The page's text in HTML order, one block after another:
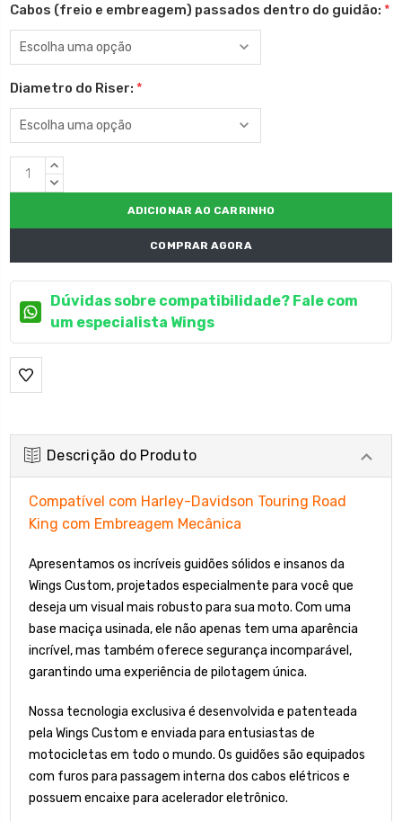
Cabos (freio e embreagem) passados dentro do guidão: *
Diametro do Riser: *
EstoqueQUANTIDADE
CRESCENTE:
QUANTIDADE
COMPRAR AGORA
Dúvidas sobre compatibilidade? Fale com
um especialista Wings
Descrição do Produto
Compatível com Harley-Davidson Touring Road
King com Embreagem Mecânica
Apresentamos os incríveis guidões sólidos e insanos da
Wings Custom, projetados especialmente para você que
deseja um visual mais robusto para sua moto. Com uma
base maciça usinada, ele não apenas tem uma aparência
incrível, mas também oferece segurança incomparável,
garantindo uma experiência de pilotagem única.
Nossa tecnologia exclusiva é desenvolvida e patenteada
pela Wings Custom e enviada para entusiastas de
motocicletas em todo o mundo. Os guidões são equipados
com furos para passagem interna dos cabos elétricos e
possuem encaixe para acelerador eletrônico.